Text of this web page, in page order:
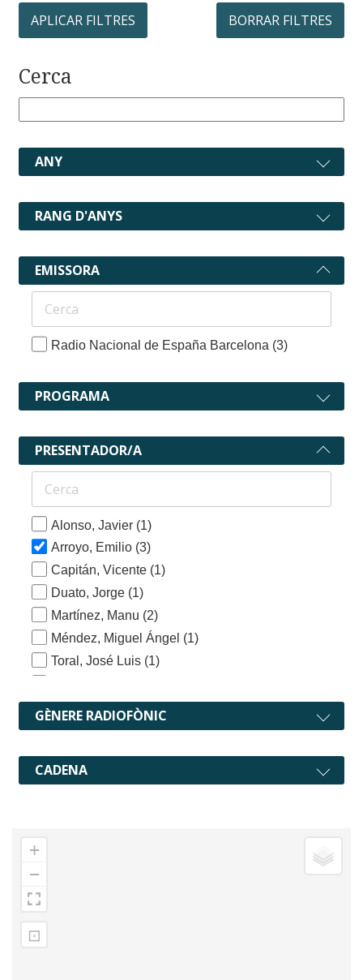
APLICAR FILTRES BORRAR FILTRES
Cerca
ANY
RANG D'ANYS
EMISSORA
Radio Nacional de España Barcelona (3)
PROGRAMA
PRESENTADOR/A
Alonso, Javier (1)
Arroyo, Emilio (3)
Capitán, Vicente (1)
Duato, Jorge (1)
Martínez, Manu (2)
Méndez, Miguel Ángel (1)
Toral, José Luis (1)
GÈNERE RADIOFÒNIC
CADENA
+
−
⊡